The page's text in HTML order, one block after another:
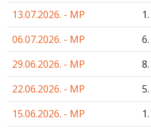
13.07.2026. - MP
1.
06.07.2026. - MP
6.
29.06.2026. - MP
8.
22.06.2026. - MP
5.
15.06.2026. - MP
1.